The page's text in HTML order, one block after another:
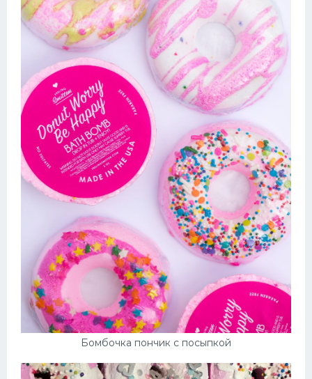
Бомбочка пончик с посыпкой